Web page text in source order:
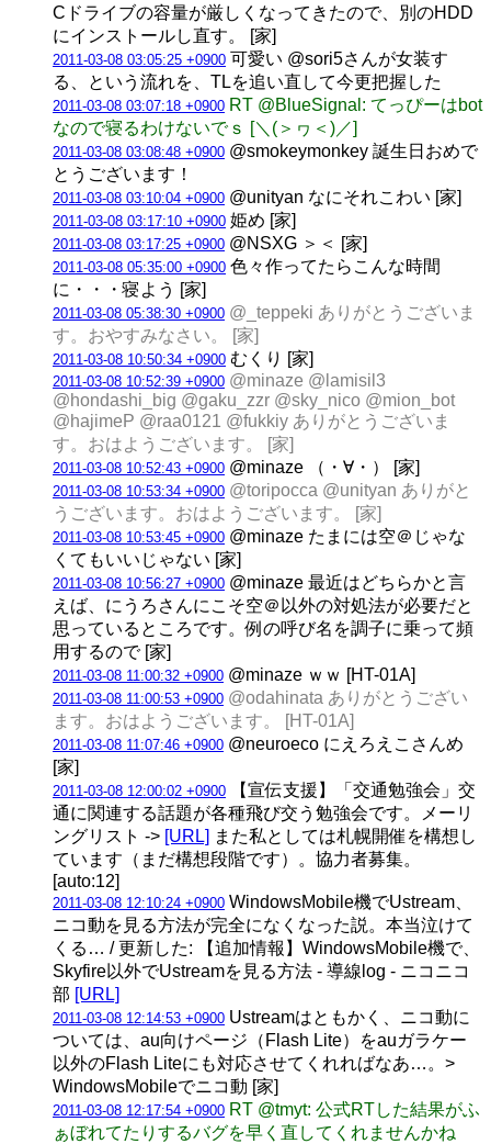
Cドライブの容量が厳しくなってきたので、別のHDD
にインストールし直す。 [家]
2011-03-08 03:05:25 +0900 可愛い @sori5さんが女装す
る、という流れを、TLを追い直して今更把握した
2011-03-08 03:07:18 +0900 RT @BlueSignal: てっぴーはbot
なので寝るわけないでｓ [＼(＞ヮ＜)／]
2011-03-08 03:08:48 +0900 @smokeymonkey 誕生日おめで
とうございます！
2011-03-08 03:10:04 +0900 @unityan なにそれこわい [家]
2011-03-08 03:17:10 +0900 姫め [家]
2011-03-08 03:17:25 +0900 @NSXG ＞＜ [家]
2011-03-08 05:35:00 +0900 色々作ってたらこんな時間
に・・・寝よう [家]
2011-03-08 05:38:30 +0900 @_teppeki ありがとうございま
す。おやすみなさい。 [家]
2011-03-08 10:50:34 +0900 むくり [家]
2011-03-08 10:52:39 +0900 @minaze @lamisil3
@hondashi_big @gaku_zzr @sky_nico @mion_bot
@hajimeP @raa0121 @fukkiy ありがとうございま
す。おはようございます。 [家]
2011-03-08 10:52:43 +0900 @minaze （・∀・） [家]
2011-03-08 10:53:34 +0900 @toripocca @unityan ありがと
うございます。おはようございます。 [家]
2011-03-08 10:53:45 +0900 @minaze たまには空＠じゃな
くてもいいじゃない [家]
2011-03-08 10:56:27 +0900 @minaze 最近はどちらかと言
えば、にうろさんにこそ空＠以外の対処法が必要だと
思っているところです。例の呼び名を調子に乗って頻
用するので [家]
2011-03-08 11:00:32 +0900 @minaze ｗｗ [HT-01A]
2011-03-08 11:00:53 +0900 @odahinata ありがとうござい
ます。おはようございます。 [HT-01A]
2011-03-08 11:07:46 +0900 @neuroeco にえろえこさんめ
[家]
2011-03-08 12:00:02 +0900 【宣伝支援】「交通勉強会」交
通に関連する話題が各種飛び交う勉強会です。メーリ
ングリスト -> [URL] また私としては札幌開催を構想し
ています（まだ構想段階です）。協力者募集。
[auto:12]
2011-03-08 12:10:24 +0900 WindowsMobile機でUstream、
ニコ動を見る方法が完全になくなった説。本当泣けて
くる… / 更新した: 【追加情報】WindowsMobile機で、
Skyfire以外でUstreamを見る方法 - 導線log - ニコニコ
部 [URL]
2011-03-08 12:14:53 +0900 Ustreamはともかく、ニコ動に
ついては、au向けページ（Flash Lite）をauガラケー
以外のFlash Liteにも対応させてくれればなあ…。>
WindowsMobileでニコ動 [家]
2011-03-08 12:17:54 +0900 RT @tmyt: 公式RTした結果がふ
ぁぼれてたりするバグを早く直してくれませんかね